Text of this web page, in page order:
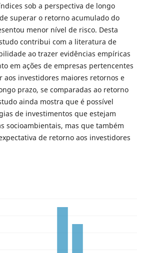
sob a perspectiva de longo
superar o retorno acumulado do
menor nível de risco. Desta
contribui com a literatura de
ao trazer evidências empíricas
em ações de empresas pertencentes
aos investidores maiores retornos e
prazo, se comparadas ao retorno
ainda mostra que é possível
de investimentos que estejam
socioambientais, mas que também
de retorno aos investidores